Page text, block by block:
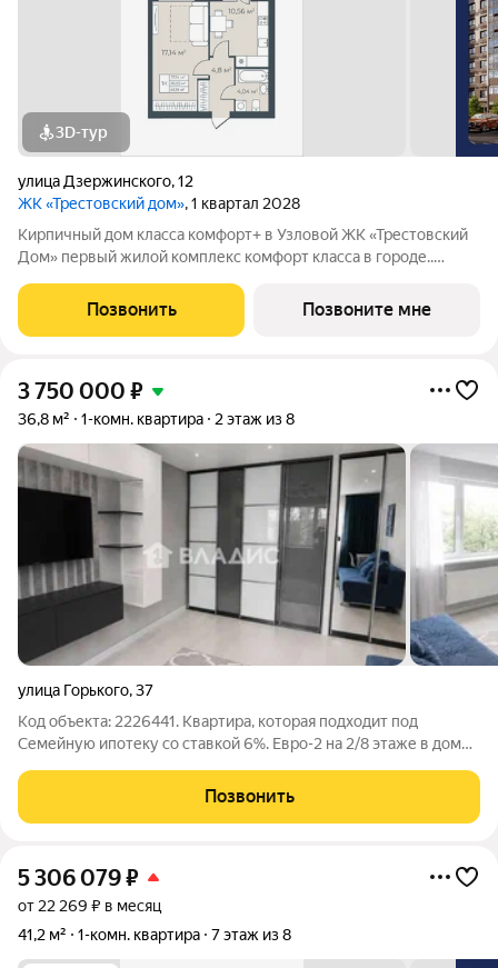
3D-тур
улица Дзержинского,12
ЖК «Трестовский дом», 1 квартал 2028
Кирпичный дом класса комфорт+ в Узловой ЖК «Трестовский
Дом» первый жилой комплекс комфорт класса в городе..
Кирпично-монолитный дом выполнен в современном стиле, с
теплым натуральным кирпичом
Позвонить Позвоните мне
3 750 000 ₽
36,8 м² 1-комн. квартира 2 этаж из 8
улица Горького,37
Код объекта: 2226441. Квартира, которая подходит под
Семейную ипотеку со ставкой 6%. Евро-2 на 2/8 этаже в доме
требующая вложений. Светлая, аккуратная, с современным
ремонтом. В комнате изолирована
Позвонить
5 306 079₽
от 22 269 ₽ в месяц
41,2 м²
1-комн. квартира 7 этаж из 8